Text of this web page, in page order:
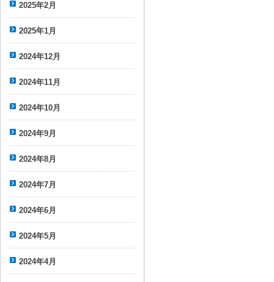
2025年2月
2025年1月
2024年12月
2024年11月
2024年10月
2024年9月
2024年8月
2024年7月
2024年6月
2024年5月
2024年4月